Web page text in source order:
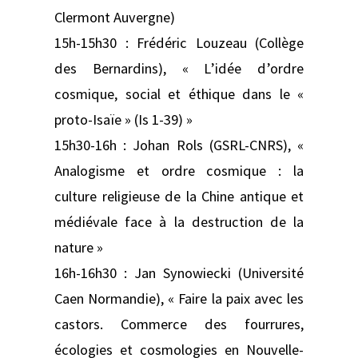
Clermont Auvergne)
15h-15h30 : Frédéric Louzeau (Collège
des Bernardins), « L’idée d’ordre
cosmique, social et éthique dans le «
proto-Isaïe » (Is 1-39) »
15h30-16h : Johan Rols (GSRL-CNRS), «
Analogisme et ordre cosmique : la
culture religieuse de la Chine antique et
médiévale face à la destruction de la
nature »
16h-16h30 : Jan Synowiecki (Université
Caen Normandie), « Faire la paix avec les
castors. Commerce des fourrures,
écologies et cosmologies en Nouvelle-